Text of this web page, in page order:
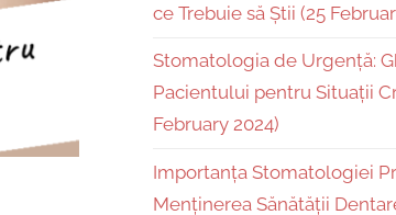
ce Trebuie să Știi (25
Stomatologia de Urgență:
Pacientului pentru Situații
February 2024)
Importanța Stomatologiei
Menținerea Sănătății